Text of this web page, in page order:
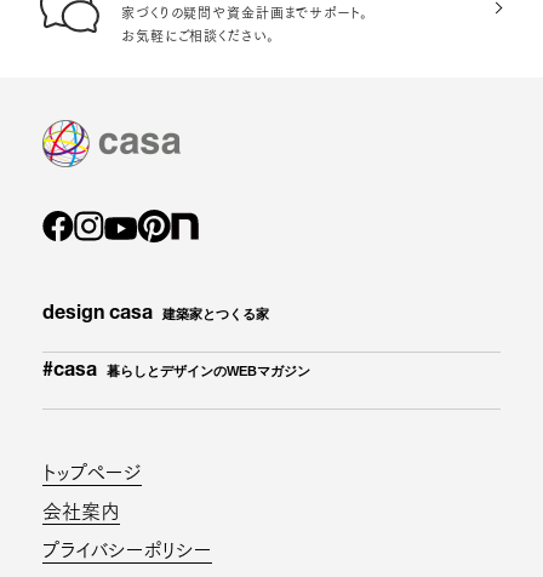
家づくりの疑問や資金計画までサポート。
お気軽にご相談ください。
design casa 建築家とつくる家
#casa 暮らしとデザインのWEBマガジン
トップページ
会社案内
プライバシーポリシー